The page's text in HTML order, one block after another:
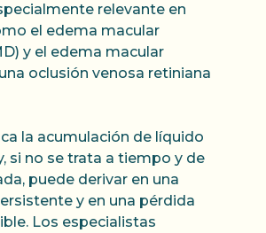
relevante en
el edema macular
y el edema macular
oclusión venosa retiniana
la acumulación de líquido
si no se trata a tiempo y de
puede derivar en una
y en una pérdida
Los especialistas